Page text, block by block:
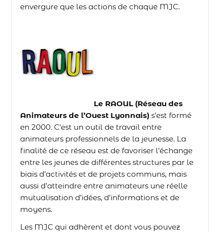
envergure que les actions de chaque MJC.
Le RAOUL (Réseau des
Animateurs de l’Ouest Lyonnais)s’est formé
en 2000. C’est un outil de travail entre
animateurs professionnels de la jeunesse. La
finalité de ce réseau est de favoriser l’échange
entre les jeunes de différentes structures par le
biais d’activités et de projets communs, mais
aussi d’atteindre entre animateurs une réelle
mutualisation d’idées, d’informations et de
moyens.
Les MJC qui adhèrent et dont vous pouvez